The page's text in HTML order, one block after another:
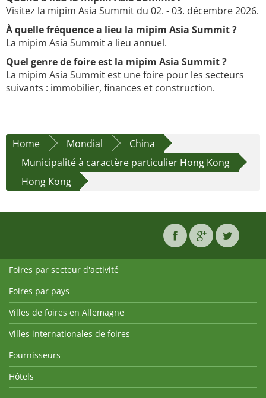
Visitez la mipim Asia Summit du 02. - 03. décembre 2026.
À quelle fréquence a lieu la mipim Asia Summit ?
La mipim Asia Summit a lieu annuel.
Quel genre de foire est la mipim Asia Summit ?
La mipim Asia Summit est une foire pour les secteurs
suivants : immobilier, finances et construction.
Home Mondial
China
Municipalité à caractère particulier Hong Kong
Hong Kong
Foires par secteur d'activité
Foires par pays
Villes de foires en Allemagne
Villes internationales de foires
Fournisseurs
Hôtels